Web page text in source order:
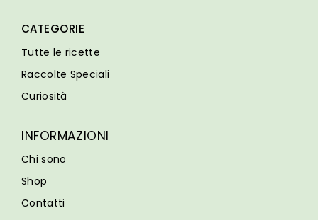
CATEGORIE
Tutte le ricette
Raccolte Speciali
Curiosità
INFORMAZIONI
Chi sono
Shop
Contatti